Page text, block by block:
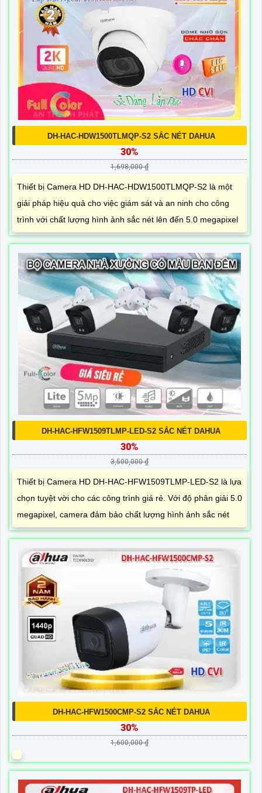
DH-HAC-HDW1500TLMQP-S2 SẮC NÉT DAHUA
30%
1,698,000 ₫
Thiết bị Camera HD DH-HAC-HDW1500TLMQP-S2 là một
giải pháp hiệu quả cho việc giám sát và an ninh cho công
trình với chất lượng hình ảnh sắc nét lên đến 5.0 megapixel
DH-HAC-HFW1509TLMP-LED-S2 SẮC NÉT DAHUA
30%
3,500,000 ₫
Thiết bị Camera HD DH-HAC-HFW1509TLMP-LED-S2 là lựa
chọn tuyệt vời cho các công trình giá rẻ. Với độ phân giải 5.0
megapixel, camera đảm bảo chất lượng hình ảnh sắc nét
DH-HAC-HFW1500CMP-S2 SẮC NÉT DAHUA
30%
1,600,000 ₫